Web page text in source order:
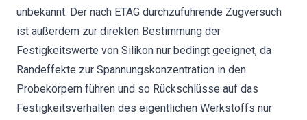
unbekannt. Der nach ETAG durchzuführende Zugversuch
ist außerdem zur direkten Bestimmung der
Festigkeitswerte von Silikon nur bedingt geeignet, da
Randeffekte zur Spannungskonzentration in den
Probekörpern führen und so Rückschlüsse auf das
Festigkeitsverhalten des eigentlichen Werkstoffs nur